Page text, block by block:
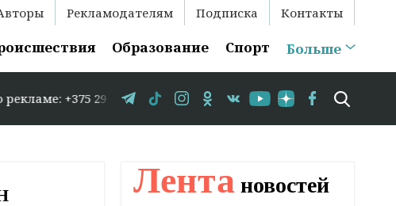
Рекламодателям Подписка Контакты
Образование Спорт Больше
29 583-35-86 // В Гродно временно закрывается
Лента новостей